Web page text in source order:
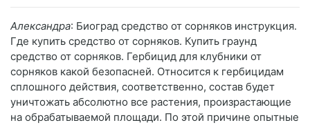
Александра: Биоград средство от сорняков инструкция.
Где купить средство от сорняков. Купить граунд
средство от сорняков. Гербицид для клубники от
сорняков какой безопасней. Относится к гербицидам
сплошного действия, соответственно, состав будет
уничтожать абсолютно все растения, произрастающие
на обрабатываемой площади. По этой причине опытные